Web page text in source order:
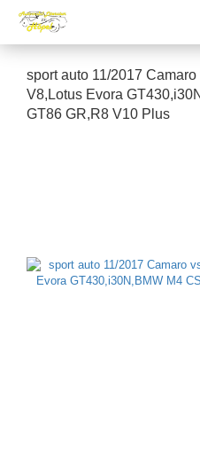
sport auto 11/2017
V8,Lotus Evora
GT86 GR,R8 V10 Plus